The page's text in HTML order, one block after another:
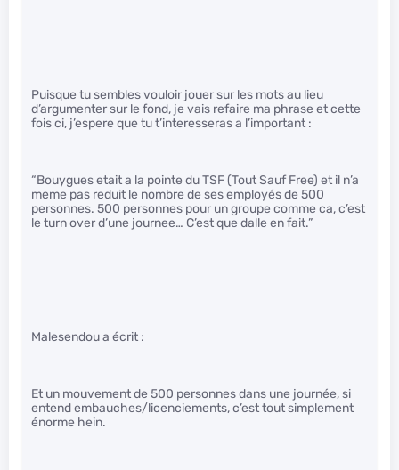
Puisque tu sembles vouloir jouer sur les mots au lieu
d’argumenter sur le fond, je vais refaire ma phrase et cette
fois ci, j’espere que tu t’interesseras a l’important :
“Bouygues etait a la pointe du TSF (Tout Sauf Free) et il n’a
meme pas reduit le nombre de ses employés de 500
personnes. 500 personnes pour un groupe comme ca, c’est
le turn over d’une journee… C’est que dalle en fait.”
Malesendou a écrit :
Et un mouvement de 500 personnes dans une journée, si
entend embauches/licenciements, c’est tout simplement
énorme hein.